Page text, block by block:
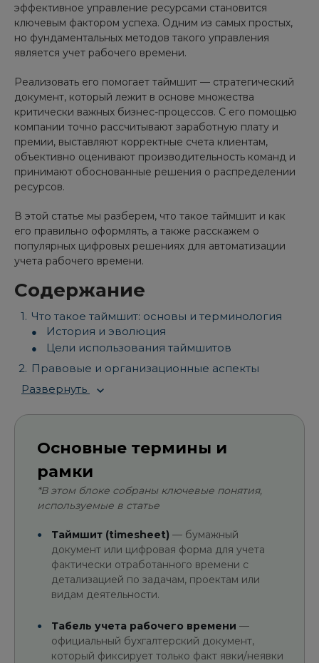
эффективное управление ресурсами становится
ключевым фактором успеха. Одним из самых простых,
но фундаментальных методов такого управления
является учет рабочего времени.
Реализовать его помогает таймшит — стратегический
документ, который лежит в основе множества
критически важных бизнес-процессов. С его помощью
компании точно рассчитывают заработную плату и
премии, выставляют корректные счета клиентам,
объективно оценивают производительность команд и
принимают обоснованные решения о распределении
ресурсов.
В этой статье мы разберем, что такое таймшит и как
его правильно оформлять, а также расскажем о
популярных цифровых решениях для автоматизации
учета рабочего времени.
Содержание
Что такое таймшит: основы и терминология
История и эволюция
Цели использования таймшитов
Правовые и организационные аспекты
Развернуть
Основные термины и
рамки
*В этом блоке собраны ключевые понятия,
используемые в статье
Таймшит (timesheet) — бумажный
документ или цифровая форма для учета
фактически отработанного времени с
детализацией по задачам, проектам или
видам деятельности.
Табель учета рабочего времени —
официальный бухгалтерский документ,
который фиксирует только факт явки/неявки